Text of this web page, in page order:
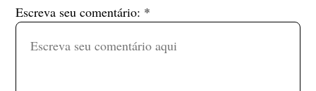
Escreva seu comentário: *